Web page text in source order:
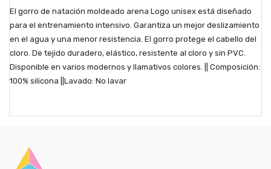
El gorro de natación moldeado arena Logo unisex está diseñado
para el entrenamiento intensivo. Garantiza un mejor deslizamiento
en el agua y una menor resistencia. El gorro protege el cabello del
cloro. De tejido duradero, elástico, resistente al cloro y sin PVC.
Disponible en varios modernos y llamativos colores. || Composición:
100% silicona ||Lavado: No lavar